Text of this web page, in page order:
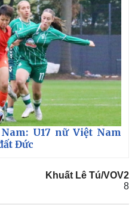
U17 nữ Việt Nam
Đức
Khuất Lê Tú/VOV2
8